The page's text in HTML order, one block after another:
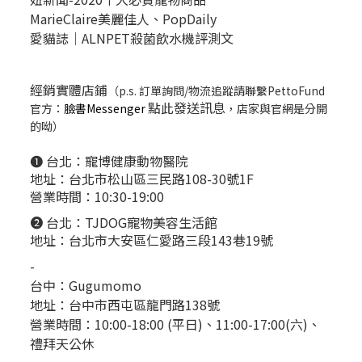
MarieClaire美麗佳人、 PopDaily
愛貓誌｜ALNPET殺菌飲水機評測文
經銷實體店鋪 （p.s. 訂單詢問/物流追蹤請聯繫PettoFund
官方： 臉書Messenger點此發送訊息 ，店家與官網是分開
的呦）
❶ 台北： 寵博健康動物醫院
地址：台北市松山區三民路108-30號1F
營業時間：10:30-19:00
❷ 台北： TJDOG寵物美容生活館
地址：台北市大安區仁愛路三段143巷19號
-
台中： Gugumomo
地址： 台中市西屯區龍門路138號
營業時間：10:00-18:00 (平日)、11:00-17:00(六)、
禮拜天公休